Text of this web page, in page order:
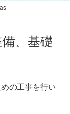
の工事を行い